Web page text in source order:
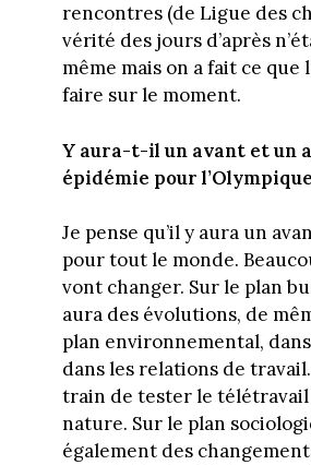
rencontres (de Ligue des
vérité des jours d’après
même mais on a fait ce que
faire sur le moment.
Y aura-t-il un avant et un
épidémie pour
Je pense qu’il y aura un
pour tout le monde.
vont changer. Sur le plan
aura des évolutions, de
plan environnemental,
dans les relations de
train de tester le
nature. Sur le plan
également des